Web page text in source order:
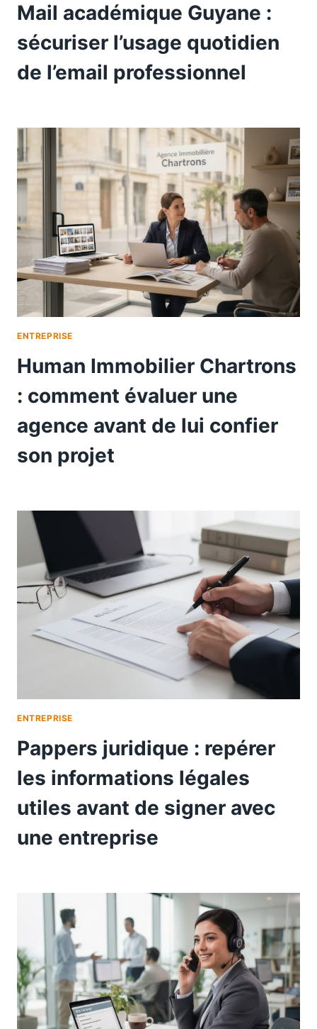
Mail académique Guyane :
sécuriser l’usage quotidien
de l’email professionnel
ENTREPRISE
Human Immobilier Chartrons
: comment évaluer une
agence avant de lui confier
son projet
ENTREPRISE
Pappers juridique : repérer
les informations légales
utiles avant de signer avec
une entreprise